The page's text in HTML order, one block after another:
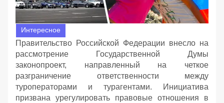
Интересное
Правительство Российской Федерации внесло на
рассмотрение Государственной Думы
законопроект, направленный на четкое
разграничение ответственности между
туроператорами и турагентами. Инициатива
призвана урегулировать правовые отношения в